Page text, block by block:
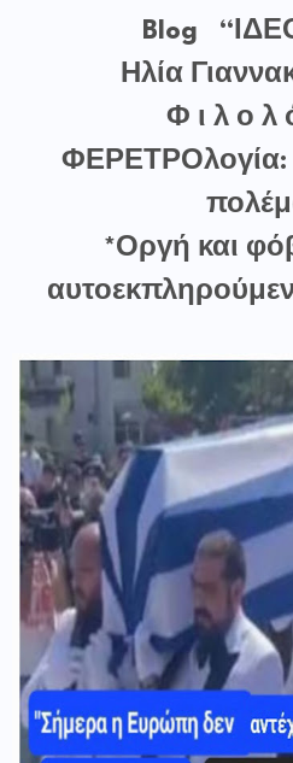
Blog
Ηλία
Φ ι λ ο λ
ΦΕΡΕΤΡΟλογία:
*Οργή και